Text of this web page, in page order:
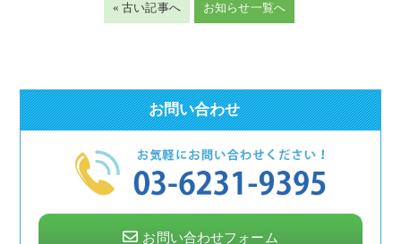
« 古い記事へ お知らせ一覧へ
お問い合わせ
お問い合わせフォーム